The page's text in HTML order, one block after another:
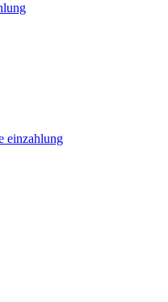
einzahlung